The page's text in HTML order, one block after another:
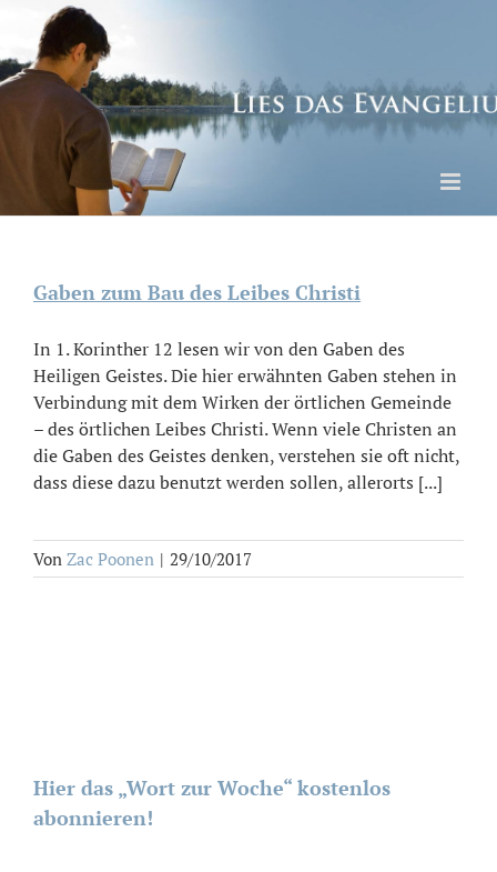
content
Gaben zum Bau des Leibes Christi
In 1. Korinther 12 lesen wir von den Gaben des
Heiligen Geistes. Die hier erwähnten Gaben stehen in
Verbindung mit dem Wirken der örtlichen Gemeinde
– des örtlichen Leibes Christi. Wenn viele Christen an
die Gaben des Geistes denken, verstehen sie oft nicht,
dass diese dazu benutzt werden sollen, allerorts [...]
Von Zac Poonen | 29/10/2017
Hier das „Wort zur Woche“ kostenlos
abonnieren!